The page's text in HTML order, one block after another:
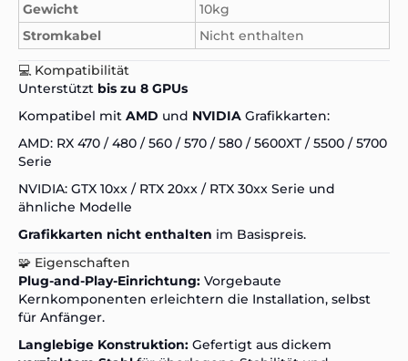
Gewicht
10kg
Stromkabel
Nicht enthalten
💻 Kompatibilität
Unterstützt bis zu 8 GPUs
Kompatibel mit AMD und NVIDIA Grafikkarten:
AMD: RX 470 / 480 / 560 / 570 / 580 / 5600XT / 5500 / 5700
Serie
NVIDIA: GTX 10xx / RTX 20xx / RTX 30xx Serie und
ähnliche Modelle
Grafikkarten nicht enthalten im Basispreis.
🧩 Eigenschaften
Plug-and-Play-Einrichtung: Vorgebaute
Kernkomponenten erleichtern die Installation, selbst
für Anfänger.
Langlebige Konstruktion: Gefertigt aus dickem